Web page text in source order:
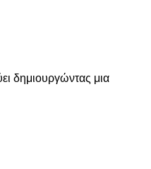
δημιουργώντας μια